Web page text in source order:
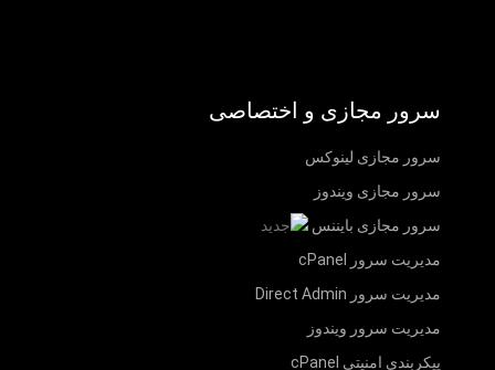
سرور مجازی و اختصاصی
سرور مجازی لینوکس
سرور مجازی ویندوز
سرور مجازی بایننس
مدیریت سرور cPanel
مدیریت سرور Direct Admin
مدیریت سرور ویندوز
پیکربندی امنیتی cPanel